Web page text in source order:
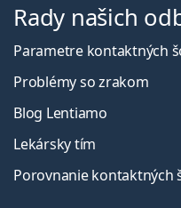
Rady našich
Parametre kontaktných
Problémy so zrakom
Blog Lentiamo
Lekársky tím
Porovnanie kontaktných